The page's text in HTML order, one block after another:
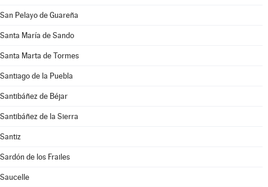
San Pelayo de Guareña
Santa María de Sando
Santa Marta de Tormes
Santiago de la Puebla
Santibáñez de Béjar
Santibáñez de la Sierra
Santiz
Sardón de los Frailes
Saucelle